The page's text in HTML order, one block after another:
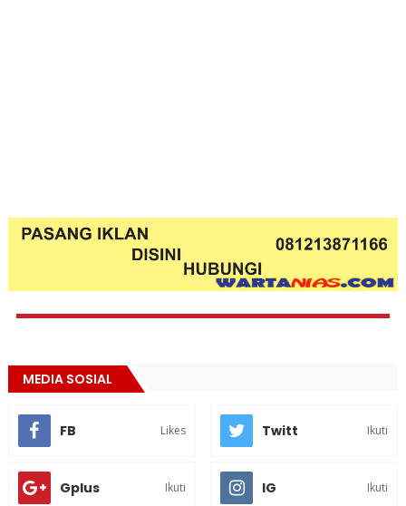
MEDIA SOSIAL
FB Likes Twitt Ikuti
Gplus Ikuti IG Ikuti